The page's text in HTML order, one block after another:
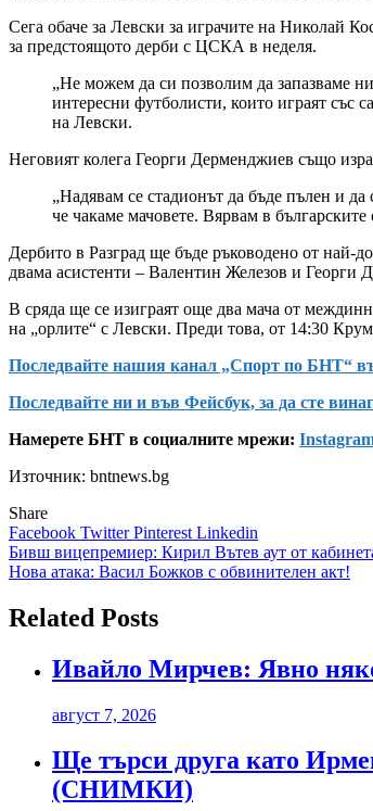
Сега обаче за Левски за играчите на Николай
за предстоящото дерби с ЦСКА в неделя.
„Не можем да си позволим да запазваме
интересни футболисти, които играят със
на Левски.
Неговият колега Георги Дерменджиев също
„Надявам се стадионът да бъде пълен и
че чакаме мачовете. Вярвам в
Дербито в Разград ще бъде ръководено от
двама асистенти – Валентин Железов и Георги
В сряда ще се изиграят още два мача от
на „орлите“ с Левски. Преди това, от 14:30
Последвайте нашия канал „Спорт по БНТ“
Последвайте ни и във Фейсбук, за да сте
Намерете БНТ в социалните мрежи:
Източник: bntnews.bg
Share
Facebook TwitterPinterest Linkedin
Навигация
Бивш вицепремиер: Кирил Вътев аут от
Нова атака: Васил Божков с обвинителен акт!
Related Posts
Ивайло Мирчев: Явно
август 7, 2026
Ще търси друга като
(СНИМКИ)